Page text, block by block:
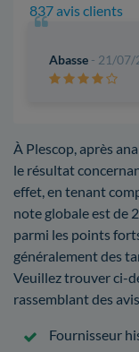
837 avis clients
Abasse - 21/07/
À Plescop, après
le résultat
effet, en tenant
note globale est de
parmi les points
généralement des
Veuillez trouver ci-
rassemblant des
Fournisseur